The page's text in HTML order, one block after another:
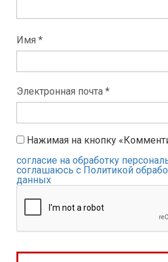
Имя *
Электронная почта *
Нажимая на кнопку
согласие на обработку
соглашаюсь с Политикой
данных